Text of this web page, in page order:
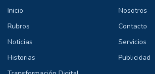
Inicio
Rubros
Noticias
Historias
Nosotros
Contacto
Servicios
Publicidad